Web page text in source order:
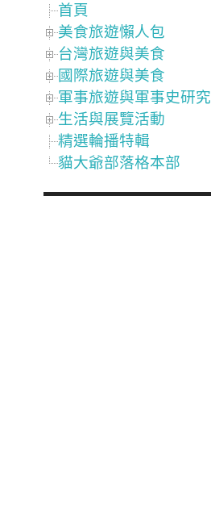
首頁
美食旅遊懶人包
台灣旅遊與美食
國際旅遊與美食
軍事旅遊與軍事史研究
生活與展覽活動
精選輪播特輯
貓大爺部落格本部